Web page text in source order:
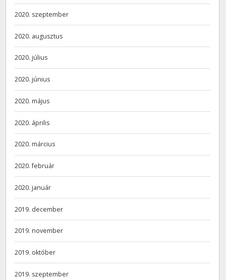
2020. szeptember
2020. augusztus
2020. július
2020. június
2020. május
2020. április
2020. március
2020. február
2020. január
2019. december
2019. november
2019. október
2019. szeptember